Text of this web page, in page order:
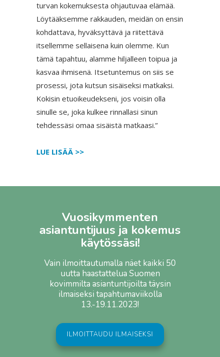
turvan kokemuksesta ohjautuvaa elämää.
Löytääksemme rakkauden, meidän on ensin
kohdattava, hyväksyttävä ja riitettävä
itsellemme sellaisena kuin olemme. Kun
tämä tapahtuu, alamme hiljalleen toipua ja
kasvaa ihmisenä. Itsetuntemus on siis se
prosessi, jota kutsun sisäiseksi matkaksi.
Kokisin etuoikeudekseni, jos voisin olla
sinulle se, joka kulkee rinnallasi sinun
tehdessäsi omaa sisäistä matkaasi.”
LUE LISÄÄ >>
Vuosikymmenten
asiantuntijuus ja kokemus
käytössäsi!
Vain ilmoittautumalla näet kaikki 50
uutta haastattelua Suomen
kovimmilta asiantuntijoilta täysin
ilmaiseksi tapahtumaviikolla
13.-19.11.2023!
ILMOITTAUDU ILMAISEKSI